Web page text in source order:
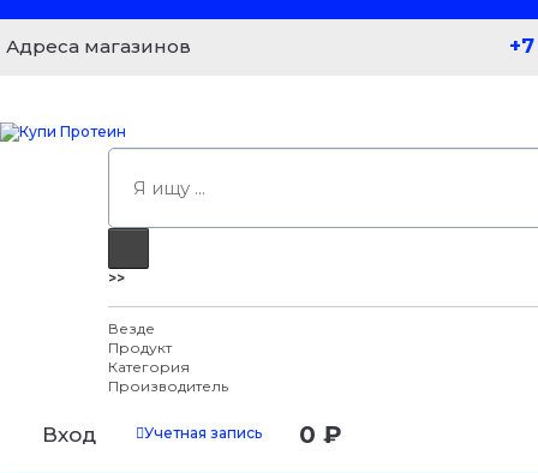
Адреса магазинов
>>
Везде
Продукт
Категория
Производитель
Вход Учетная запись 0 ₽